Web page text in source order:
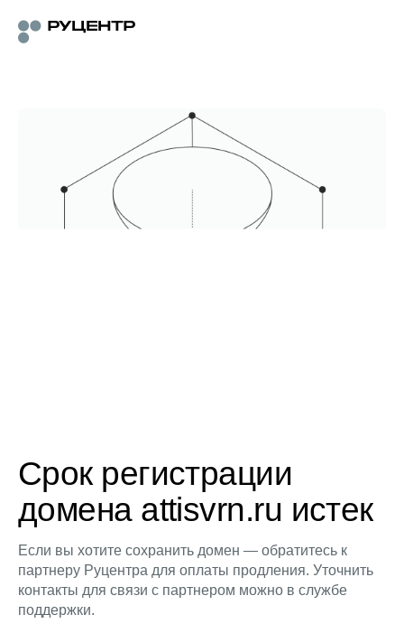
Срок регистрации
домена attisvrn.ru истек
Если вы хотите сохранить домен — обратитесь к
партнеру Руцентра для оплаты продления. Уточнить
контакты для связи с партнером можно в службе
поддержки.